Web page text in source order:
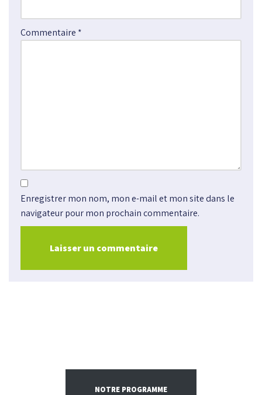
Commentaire *
Enregistrer mon nom, mon e-mail et mon site dans le
navigateur pour mon prochain commentaire.
NOTRE PROGRAMME